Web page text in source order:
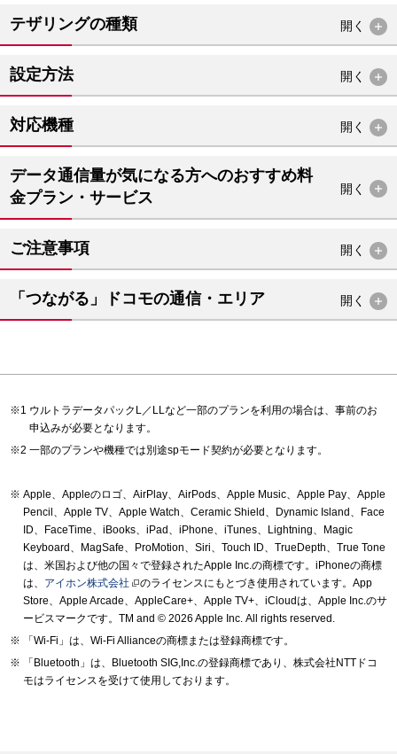
テザリングの種類 開く
設定方法 開く
対応機種 開く
データ通信量が気になる方へのおすすめ料
金プラン・サービス
開く
ご注意事項 開く
「つながる」ドコモの通信・エリア 開く
ウルトラデータパックL／LLなど一部のプランを利用の場合は、事前のお
申込みが必要となります。
一部のプランや機種では別途spモード契約が必要となります。
Apple、Appleのロゴ、AirPlay、AirPods、Apple Music、Apple Pay、Apple
Pencil、Apple TV、Apple Watch、Ceramic Shield、Dynamic Island、Face
ID、FaceTime、iBooks、iPad、iPhone、iTunes、Lightning、Magic
Keyboard、MagSafe、ProMotion、Siri、Touch ID、TrueDepth、True Tone
は、米国および他の国々で登録されたApple Inc.の商標です。iPhoneの商標
は、 アイホン株式会社
のライセンスにもとづき使用されています。App
Store、Apple Arcade、AppleCare+、Apple TV+、iCloudは、Apple Inc.のサ
ービスマークです。TM and © 2026 Apple Inc. All rights reserved.
「Wi-Fi」は、Wi-Fi Allianceの商標または登録商標です。
「Bluetooth」は、Bluetooth SIG,Inc.の登録商標であり、株式会社NTTドコ
モはライセンスを受けて使用しております。